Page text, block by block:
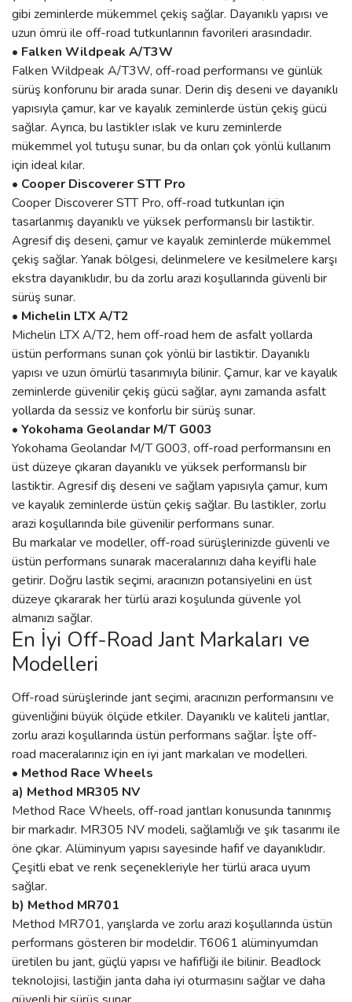
gibi zeminlerde mükemmel çekiş sağlar. Dayanıklı yapısı ve
uzun ömrü ile off-road tutkunlarının favorileri arasındadır.
• Falken Wildpeak A/T3W
Falken Wildpeak A/T3W, off-road performansı ve günlük
sürüş konforunu bir arada sunar. Derin diş deseni ve dayanıklı
yapısıyla çamur, kar ve kayalık zeminlerde üstün çekiş gücü
sağlar. Ayrıca, bu lastikler ıslak ve kuru zeminlerde
mükemmel yol tutuşu sunar, bu da onları çok yönlü kullanım
için ideal kılar.
• Cooper Discoverer STT Pro
Cooper Discoverer STT Pro, off-road tutkunları için
tasarlanmış dayanıklı ve yüksek performanslı bir lastiktir.
Agresif diş deseni, çamur ve kayalık zeminlerde mükemmel
çekiş sağlar. Yanak bölgesi, delinmelere ve kesilmelere karşı
ekstra dayanıklıdır, bu da zorlu arazi koşullarında güvenli bir
sürüş sunar.
• Michelin LTX A/T2
Michelin LTX A/T2, hem off-road hem de asfalt yollarda
üstün performans sunan çok yönlü bir lastiktir. Dayanıklı
yapısı ve uzun ömürlü tasarımıyla bilinir. Çamur, kar ve kayalık
zeminlerde güvenilir çekiş gücü sağlar, aynı zamanda asfalt
yollarda da sessiz ve konforlu bir sürüş sunar.
• Yokohama Geolandar M/T G003
Yokohama Geolandar M/T G003, off-road performansını en
üst düzeye çıkaran dayanıklı ve yüksek performanslı bir
lastiktir. Agresif diş deseni ve sağlam yapısıyla çamur, kum
ve kayalık zeminlerde üstün çekiş sağlar. Bu lastikler, zorlu
arazi koşullarında bile güvenilir performans sunar.
Bu markalar ve modeller, off-road sürüşlerinizde güvenli ve
üstün performans sunarak maceralarınızı daha keyifli hale
getirir. Doğru lastik seçimi, aracınızın potansiyelini en üst
düzeye çıkararak her türlü arazi koşulunda güvenle yol
almanızı sağlar.
En İyi Off-Road Jant Markaları ve
Modelleri
Off-road sürüşlerinde jant seçimi, aracınızın performansını ve
güvenliğini büyük ölçüde etkiler. Dayanıklı ve kaliteli jantlar,
zorlu arazi koşullarında üstün performans sağlar. İşte off-
road maceralarınız için en iyi jant markaları ve modelleri.
• Method Race Wheels
a) Method MR305 NV
Method Race Wheels, off-road jantları konusunda tanınmış
bir markadır. MR305 NV modeli, sağlamlığı ve şık tasarımı ile
öne çıkar. Alüminyum yapısı sayesinde hafif ve dayanıklıdır.
Çeşitli ebat ve renk seçenekleriyle her türlü araca uyum
sağlar.
b) Method MR701
Method MR701, yarışlarda ve zorlu arazi koşullarında üstün
performans gösteren bir modeldir. T6061 alüminyumdan
üretilen bu jant, güçlü yapısı ve hafifliği ile bilinir. Beadlock
teknolojisi, lastiğin janta daha iyi oturmasını sağlar ve daha